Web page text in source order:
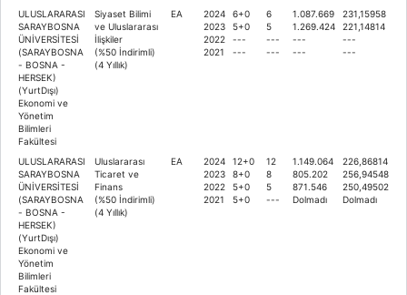
ULUSLARARASI
SARAYBOSNA
ÜNİVERSİTESİ
(SARAYBOSNA
- BOSNA -
HERSEK)
(YurtDışı)
Ekonomi ve
Yönetim
Bilimleri
Fakültesi
Siyaset Bilimi
ve Uluslararası
İlişkiler
(%50 İndirimli)
(4 Yıllık)
EA
2024
2023
2022
2021
6+0
5+0
---
---
6
5
---
---
1.087.669
1.269.424
---
---
231,15958
221,14814
---
---
ULUSLARARASI
SARAYBOSNA
ÜNİVERSİTESİ
(SARAYBOSNA
- BOSNA -
HERSEK)
(YurtDışı)
Ekonomi ve
Yönetim
Bilimleri
Fakültesi
Uluslararası
Ticaret ve
Finans
(%50 İndirimli)
(4 Yıllık)
EA
2024
2023
2022
2021
12+0
8+0
5+0
5+0
12
8
5
---
1.149.064
805.202
871.546
Dolmadı
226,86814
256,94548
250,49502
Dolmadı